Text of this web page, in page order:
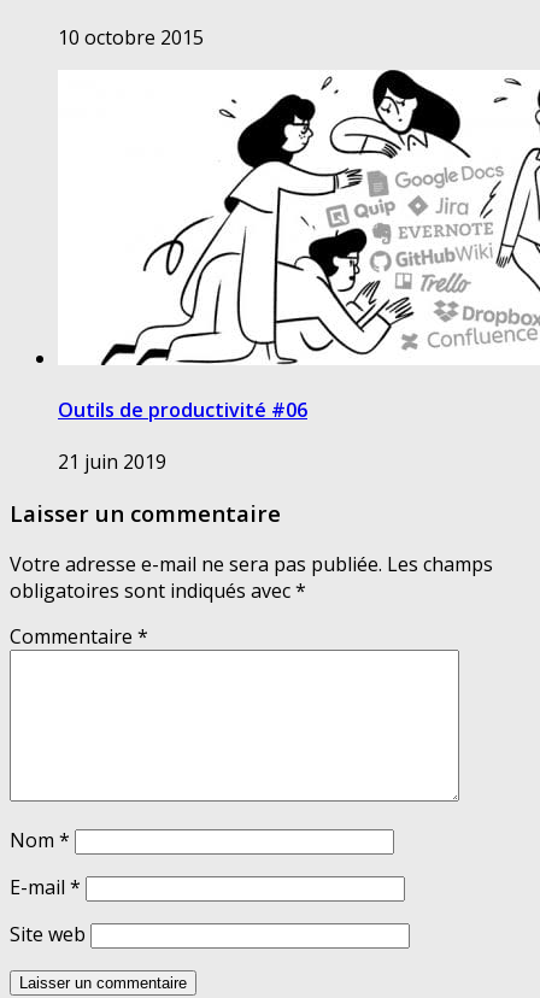
10 octobre 2015
Outils de productivité #06
21 juin 2019
Laisser un commentaire
Votre adresse e-mail ne sera pas publiée. Les champs
obligatoires sont indiqués avec*
Commentaire *
Nom *
E-mail *
Site web